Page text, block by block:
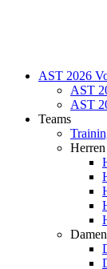
AST 2026
AST
AST
Teams
Herren
Damen